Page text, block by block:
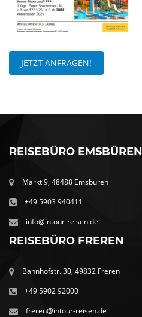
JETZT ANFRAGEN!
REISEBÜRO EMSBÜREN
Markt 9, 48488 Emsbüren
+49 5903 940411
info@intour-reisen.de
REISEBÜRO FREREN
Bahnhofstr. 30, 49832 Freren
+49 5902 92000
freren@intour-reisen.de